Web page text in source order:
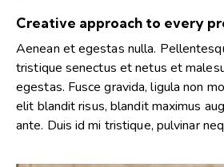
Creative approach to every
Aenean et egestas nulla.
tristique senectus et netus et
egestas. Fusce gravida, ligula non
elit blandit risus, blandit maximus
ante. Duis id mi tristique, pulvinar